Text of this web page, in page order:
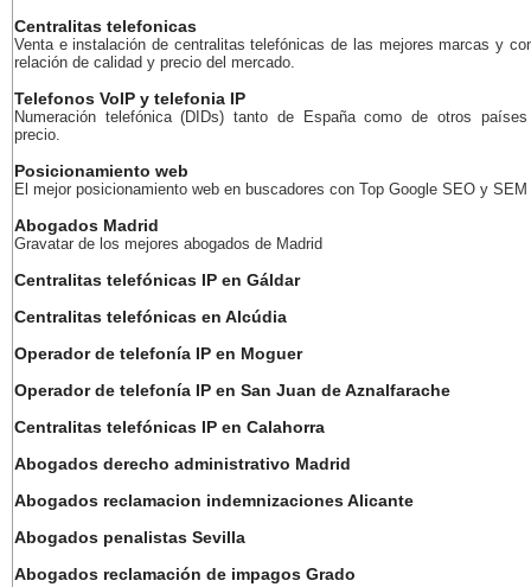
Centralitas telefonicas
Venta e instalación de centralitas telefónicas de las mejores marcas y
relación de calidad y precio del mercado.
Telefonos VoIP y telefonia IP
Numeración telefónica (DIDs) tanto de España como de otros
precio.
Posicionamiento web
El mejor posicionamiento web en buscadores con Top Google SEO y SEM
Abogados Madrid
Gravatar de los mejores abogados de Madrid
Centralitas telefónicas IP en Gáldar
Centralitas telefónicas en Alcúdia
Operador de telefonía IP en Moguer
Operador de telefonía IP en San Juan de Aznalfarache
Centralitas telefónicas IP en Calahorra
Abogados derecho administrativo Madrid
Abogados reclamacion indemnizaciones Alicante
Abogados penalistas Sevilla
Abogados reclamación de impagos Grado